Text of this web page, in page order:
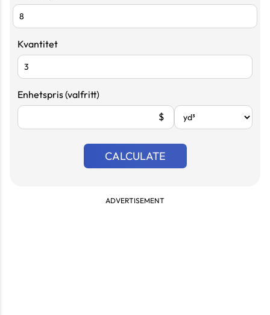
Kvantitet
Enhetspris (valfritt)
$
CALCULATE
ADVERTISEMENT